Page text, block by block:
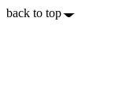
back to top